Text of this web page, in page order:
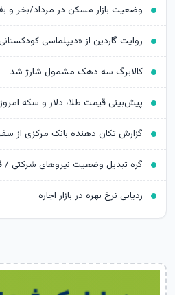
وضعیت بازار مسکن در مرداد/بخر و
روایت گاردین از «دیپلماسی
کالابرگ سه دهک مشمول شارژ شد
گره تبدیل وضعیت نیروهای شرکتی /
ردیابی نرخ بهره در بازار اجاره